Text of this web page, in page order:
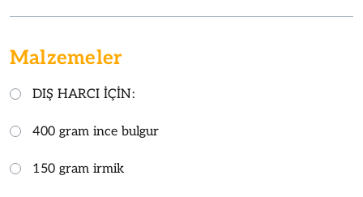
Malzemeler
DIŞ HARCI İÇİN:
400 gram ince bulgur
150 gram irmik